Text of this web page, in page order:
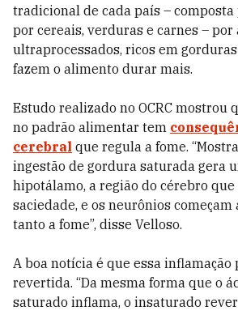
tradicional de cada país –
por cereais, verduras e carnes –
ultraprocessados, ricos em
fazem o alimento durar mais.
Estudo realizado no OCRC mostrou
no padrão alimentar tem
cerebral que regula a fome.
ingestão de gordura saturada gera
hipotálamo, a região do cérebro
saciedade, e os neurônios começam
tanto a fome”, disse Velloso.
A boa notícia é que essa inflamação
revertida. “Da mesma forma que o
saturado inflama, o insaturado